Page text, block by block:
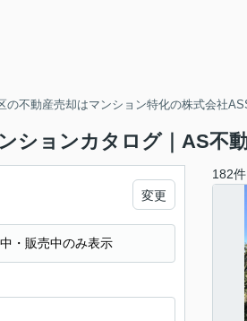
の不動産売却はマンション特化の株式会社
ションカタログ｜AS不
変更
・販売中のみ表示
182件